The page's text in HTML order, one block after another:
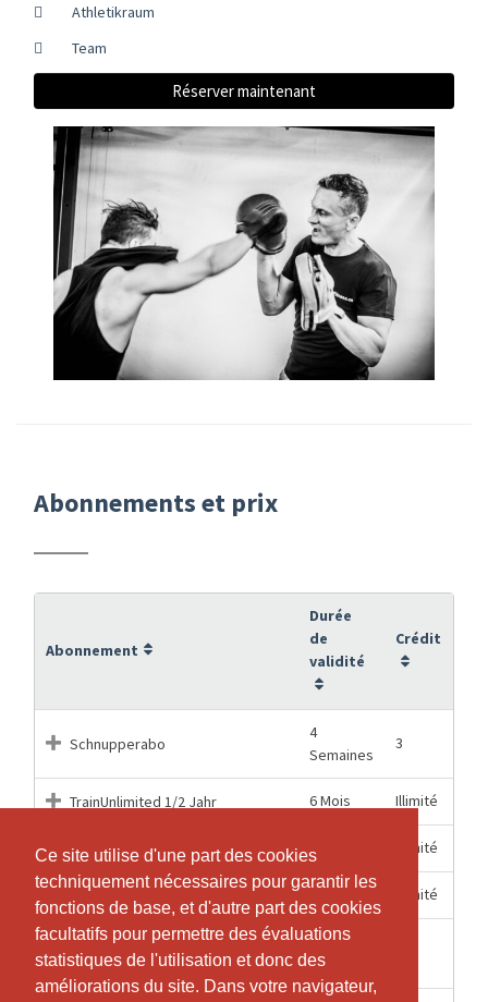
Ce site utilise d'une part des cookies
techniquement nécessaires pour garantir les
fonctions de base, et d'autre part des cookies
facultatifs pour permettre des évaluations
statistiques de l'utilisation et donc des
améliorations du site. Dans votre navigateur,
Ce site utilise d'une part des cookies
techniquement nécessaires pour garantir les
fonctions de base, et d'autre part des cookies
facultatifs pour permettre des évaluations
statistiques de l'utilisation et donc des
améliorations du site. Dans votre navigateur,
Athletikraum
Team
Réserver maintenant
Abonnements et prix
Abonnement
Durée
de
validité
Crédit
Schnupperabo
4
Semaines
3
TrainUnlimited 1/2 Jahr 6 Mois Illimité
TrainUnlimited 1 Jahr 12 Mois Illimité
TrainUnlimited 1 Monat 1 Mois Illimité
TrainUnlimited Eintrittsblock 10-
er
12 Mois